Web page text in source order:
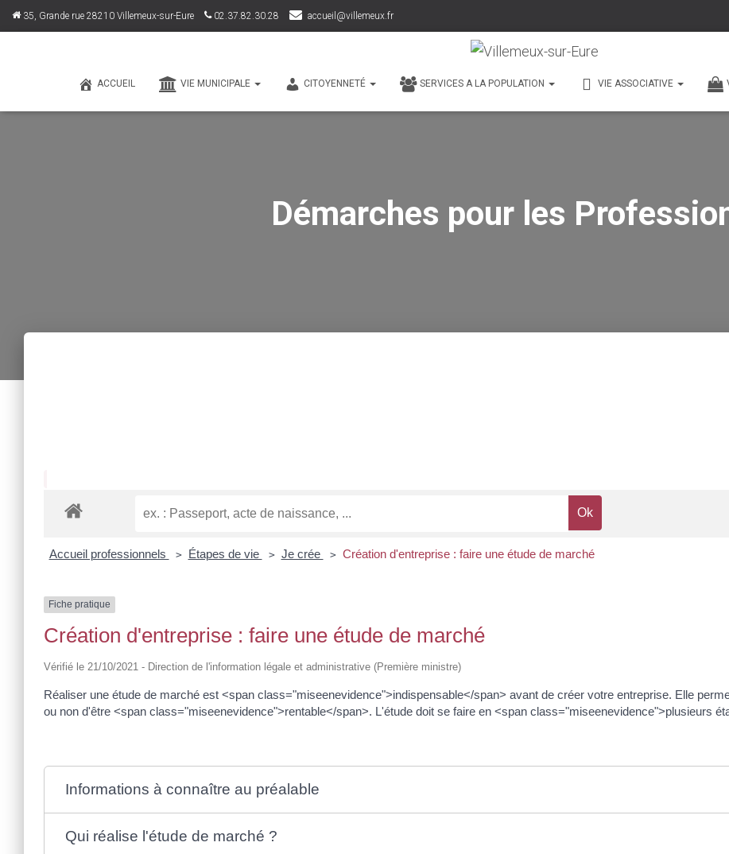
35, Grande rue 28210 Villemeux-sur-Eure 02.37.82.30.28 accueil@villemeux.fr
ACCUEIL VIE MUNICIPALE CITOYENNETÉ SERVICES A LA POPULATION VIE ASSOCIATIVE
Démarches pour les
Accueil professionnels > Étapes de vie > Je crée > Création d'entreprise : faire une étude de marché
Fiche pratique
Création d'entreprise : faire une étude de marché
Vérifié le 21/10/2021 - Direction de l'information légale et administrative (Première ministre)
Réaliser une étude de marché est <span class="miseenevidence">indispensable</span> avant de créer votre entreprise. Elle
ou non d'être <span class="miseenevidence">rentable</span>. L'étude doit se faire en <span class="miseenevidence">plusieurs
Informations à connaître au préalable
Qui réalise l'étude de marché ?